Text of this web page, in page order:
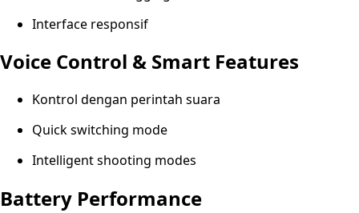
Interface responsif
Voice Control & Smart Features
Kontrol dengan perintah suara
Quick switching mode
Intelligent shooting modes
Battery Performance